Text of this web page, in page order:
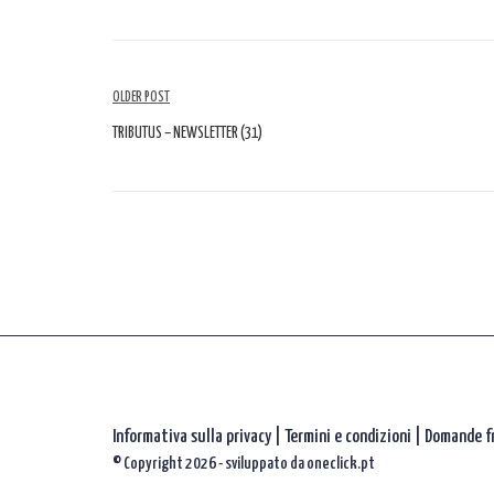
Navigazione
tra
OLDER POST
TRIBUTUS – NEWSLETTER (31)
Informativa sulla privacy Termini e condizioni | Domande
© Copyright 2026 - sviluppato da oneclick.pt